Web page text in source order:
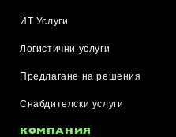
ИТ Услуги
Логистични услуги
Предлагане на решения
Снабдителски услуги
КОМПАНИЯ